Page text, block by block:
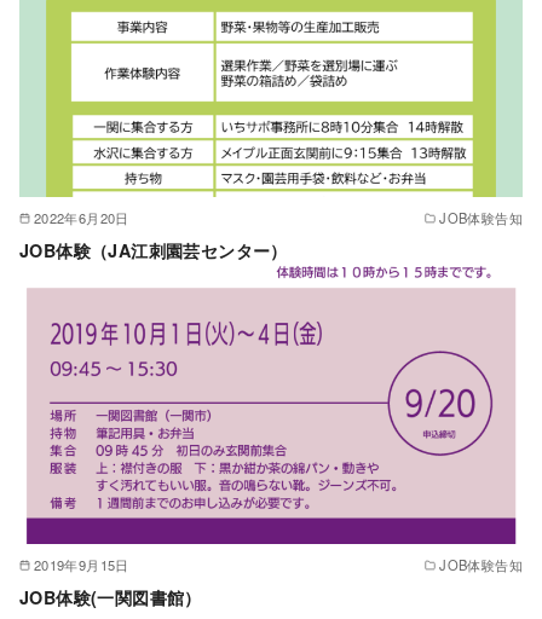
2022年6月20日 JOB体験告知
JOB体験（JA江刺園芸センター）
2019年9月15日 JOB体験告知
JOB体験(一関図書館）